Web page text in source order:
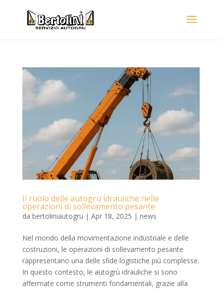
Il ruolo delle autogrù idrauliche nelle
operazioni di sollevamento pesante
da bertoliniautogru | Apr 18, 2025 | news
Nel mondo della movimentazione industriale e delle
costruzioni, le operazioni di sollevamento pesante
rappresentano una delle sfide logistiche più complesse.
In questo contesto, le autogrù idrauliche si sono
affermate come strumenti fondamentali, grazie alla